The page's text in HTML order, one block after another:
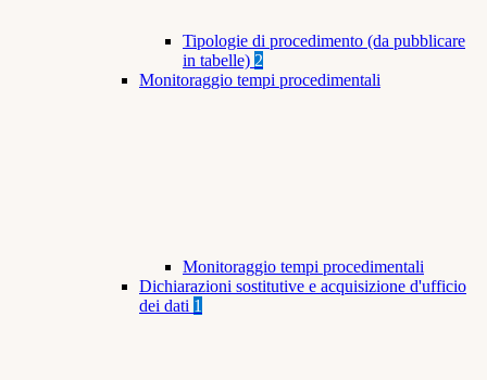
Tipologie di procedimento (da pubblicare
in tabelle) 2
Monitoraggio tempi procedimentali
Monitoraggio tempi procedimentali
Dichiarazioni sostitutive e acquisizione d'ufficio
dei dati 1